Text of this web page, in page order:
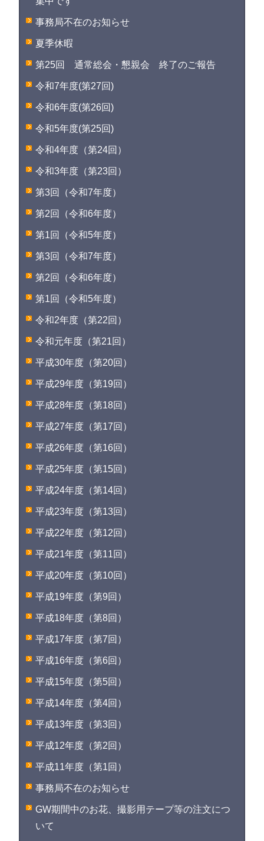
事務局不在のお知らせ
夏季休暇
第25回 通常総会・懇親会 終了のご報告
令和7年度(第27回)
令和6年度(第26回)
令和5年度(第25回)
令和4年度（第24回）
令和3年度（第23回）
第3回（令和7年度）
第2回（令和6年度）
第1回（令和5年度）
第3回（令和7年度）
第2回（令和6年度）
第1回（令和5年度）
令和2年度（第22回）
令和元年度（第21回）
平成30年度（第20回）
平成29年度（第19回）
平成28年度（第18回）
平成27年度（第17回）
平成26年度（第16回）
平成25年度（第15回）
平成24年度（第14回）
平成23年度（第13回）
平成22年度（第12回）
平成21年度（第11回）
平成20年度（第10回）
平成19年度（第9回）
平成18年度（第8回）
平成17年度（第7回）
平成16年度（第6回）
平成15年度（第5回）
平成14年度（第4回）
平成13年度（第3回）
平成12年度（第2回）
平成11年度（第1回）
事務局不在のお知らせ
GW期間中のお花、撮影用テープ等の注文につ
いて